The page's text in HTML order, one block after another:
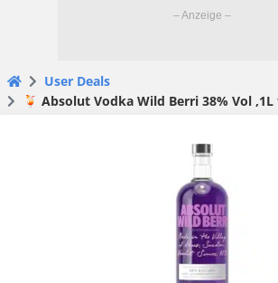
User Deals
🍹 Absolut Vodka Wild Berri 38% Vol ,1L